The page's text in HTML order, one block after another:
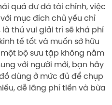
quá dư dả tài chính, việc
mục đích chủ yếu chỉ
thú vui giải trí sẽ khá phí
tế tốt và muốn sở hữu
bộ sưu tập không nằm
với người mới, bạn hãy
dùng ở mức đủ để chụp
dễ lãng phí tiền và bừa